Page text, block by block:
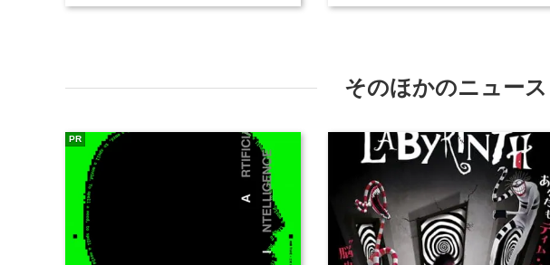
そのほかのニュース
PR